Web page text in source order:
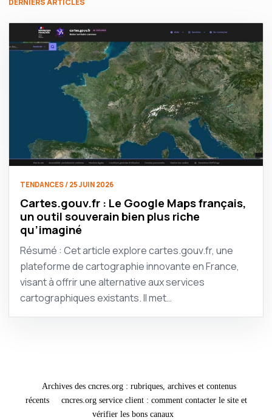
DERNIERS ARTICLES
TENDANCES / 25 JUIN 2026
Cartes.gouv.fr : Le Google Maps français,
un outil souverain bien plus riche
qu’imaginé
Résumé : Cet article explore cartes.gouv.fr, une
plateforme de cartographie innovante en France,
visant à offrir une alternative aux services
cartographiques existants. Il met…
Archives des cncres.org : rubriques, archives et contenus
récents
cncres.org service client : comment contacter le site et
vérifier les bons canaux